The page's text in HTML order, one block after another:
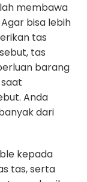
membawa
bisa lebih
tas
tas
barang
Anda
dari
kepada
tas, serta